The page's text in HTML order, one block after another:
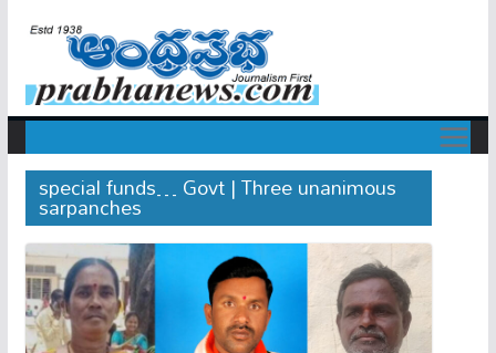
special funds… Govt | Three unanimous
sarpanches